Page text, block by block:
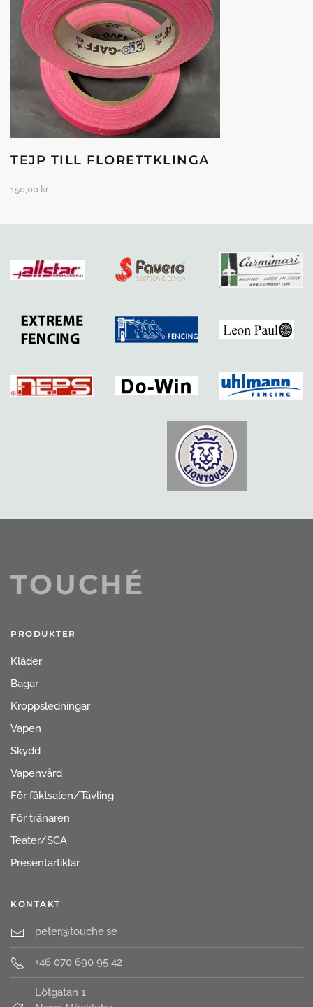
TEJP TILL FLORETTKLINGA
150,00 kr
TOUCHÉ
PRODUKTER
Kläder
Bagar
Kroppsledningar
Vapen
Skydd
Vapenvård
För fäktsalen/Tävling
För tränaren
Teater/SCA
Presentartiklar
KONTAKT
peter@touche.se
+46 070 690 95 42
Lötgatan 1